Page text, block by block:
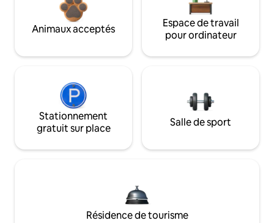
Animaux acceptés
Espace de travail
pour ordinateur
Stationnement
gratuit sur place
Salle de sport
Résidence de tourisme